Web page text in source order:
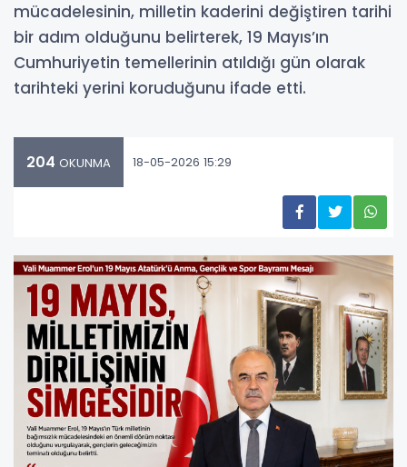
mücadelesinin, milletin kaderini değiştiren tarihi
bir adım olduğunu belirterek, 19 Mayıs’ın
Cumhuriyetin temellerinin atıldığı gün olarak
tarihteki yerini koruduğunu ifade etti.
204 OKUNMA 18-05-2026 15:29